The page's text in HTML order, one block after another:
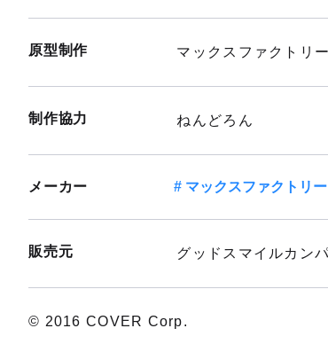
原型制作 マックスファクトリ
制作協力 ねんどろん
メーカー マックスファクトリー
販売元 グッドスマイルカン
© 2016 COVER Corp.